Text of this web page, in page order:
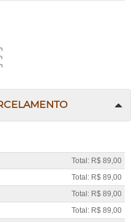
Total: R$ 89,00
Total: R$ 89,00
Total: R$ 89,00
Total: R$ 89,00